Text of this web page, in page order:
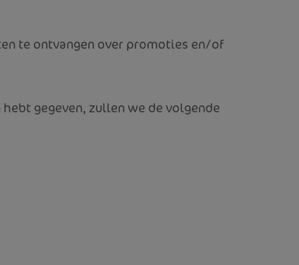
te ontvangen over promoties en/of
gegeven, zullen we de volgende